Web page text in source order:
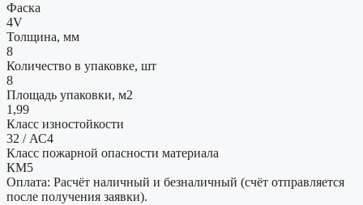
Фаска
4V
Толщина, мм
8
Количество в упаковке, шт
8
Площадь упаковки, м2
1,99
Класс изностойкости
32 / АС4
Класс пожарной опасности материала
КМ5
Оплата: Расчёт наличный и безналичный (счёт отправляется
после получения заявки).